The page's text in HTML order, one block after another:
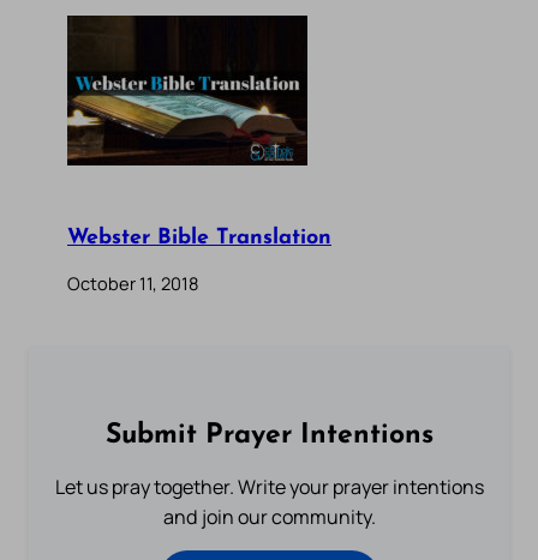
Webster Bible Translation
October 11, 2018
Submit Prayer Intentions
Let us pray together. Write your prayer intentions
and join our community.